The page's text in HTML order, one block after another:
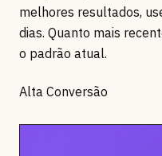
melhores resultados,
dias. Quanto mais
o padrão atual.
Alta Conversão